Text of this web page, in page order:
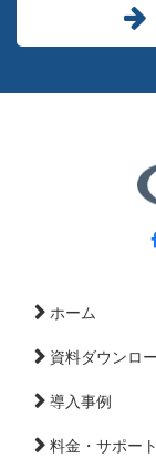
ホーム
資料ダウンロ
導入事例
料金・サポート